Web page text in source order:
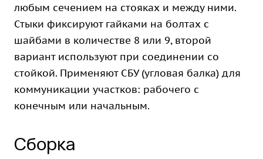
любым сечением на стояках и между ними.
Стыки фиксируют гайками на болтах с
шайбами в количестве 8 или 9, второй
вариант используют при соединении со
стойкой. Применяют СБУ (угловая балка) для
коммуникации участков: рабочего с
конечным или начальным.
Сборка